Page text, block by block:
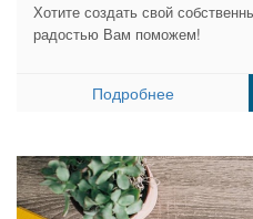
Хотите создать свой
радостью Вам поможем!
Подробнее